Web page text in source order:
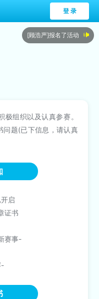
登 录
[顾浩严]报名了活动
[周闻达 ]报名了活动
李应梅]报名了活动
[王向阳
[唐湘宇
组织以及认真参赛。
问题(已下信息，请认真
启
证书
赛事-
-